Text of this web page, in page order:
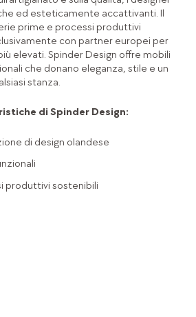
ed esteticamente accattivanti. Il
prime e processi produttivi
con partner europei per
elevati. Spinder Design offre mobili
che donano eleganza, stile e un
stanza.
di Spinder Design:
di design olandese
produttivi sostenibili